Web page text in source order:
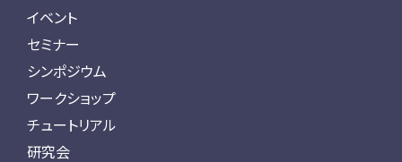
イベント
セミナー
シンポジウム
ワークショップ
チュートリアル
研究会